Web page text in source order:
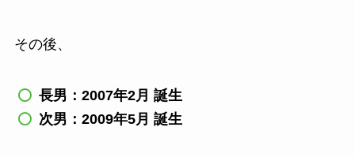
その後、
長男：2007年2月 誕生
次男：2009年5月 誕生